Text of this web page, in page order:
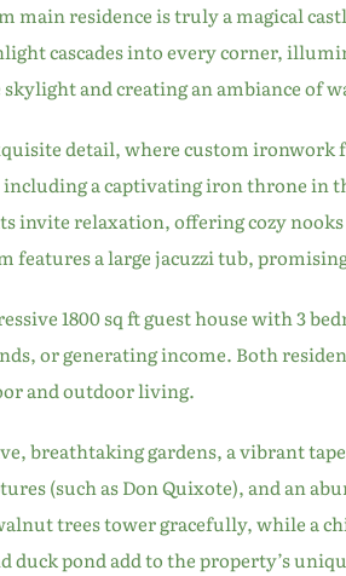
main residence is truly a magical
cascades into every corner,
and creating an ambiance of
detail, where custom ironwork
including a captivating iron throne in
invite relaxation, offering cozy
features a large jacuzzi tub,
1800 sq ft guest house with 3
or generating income. Both
and outdoor living.
breathtaking gardens, a vibrant
(such as Don Quixote), and an
trees tower gracefully, while a
duck pond add to the property’s